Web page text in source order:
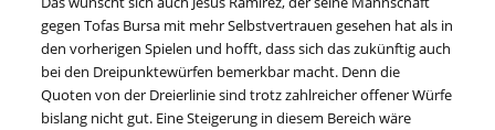
gegen Tofas Bursa mit mehr Selbstvertrauen gesehen hat als in
den vorherigen Spielen und hofft, dass sich das zukünftig auch
bei den Dreipunktewürfen bemerkbar macht. Denn die
Quoten von der Dreierlinie sind trotz zahlreicher offener Würfe
bislang nicht gut. Eine Steigerung in diesem Bereich wäre